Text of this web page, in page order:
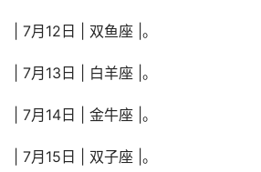
| 7月12日 | 双鱼座 |。
| 7月13日 | 白羊座 |。
| 7月14日 | 金牛座 |。
| 7月15日 | 双子座 |。